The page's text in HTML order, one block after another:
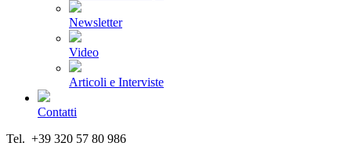
Newsletter
Video
Articoli e Interviste
Contatti
Tel. +39 320 57 80 986